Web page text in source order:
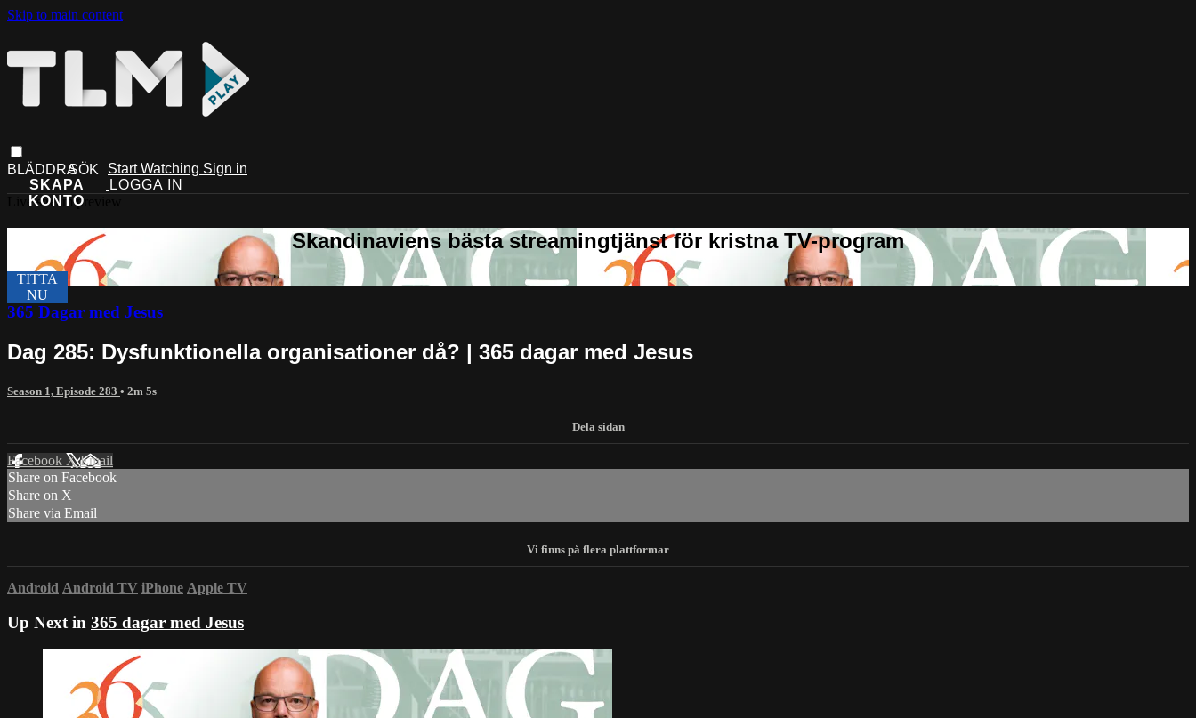
Skip to main content
Start Watching Sign in
Live stream preview
365 Dagar med Jesus
Dag 285: Dysfunktionella organisationer då? | 365 dagar med Jesus
Season 1, Episode 283 • 2m 5s
Facebook XEmail
Share on Facebook
Share on X
Share via Email
Android Android TV iPhone Apple TV
Up Next in 365 dagar med Jesus